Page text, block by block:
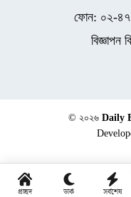
ফোন: ০২-
© ২০২৬ Daily
প্রচ্ছদ ডার্ক সর্বশেষ